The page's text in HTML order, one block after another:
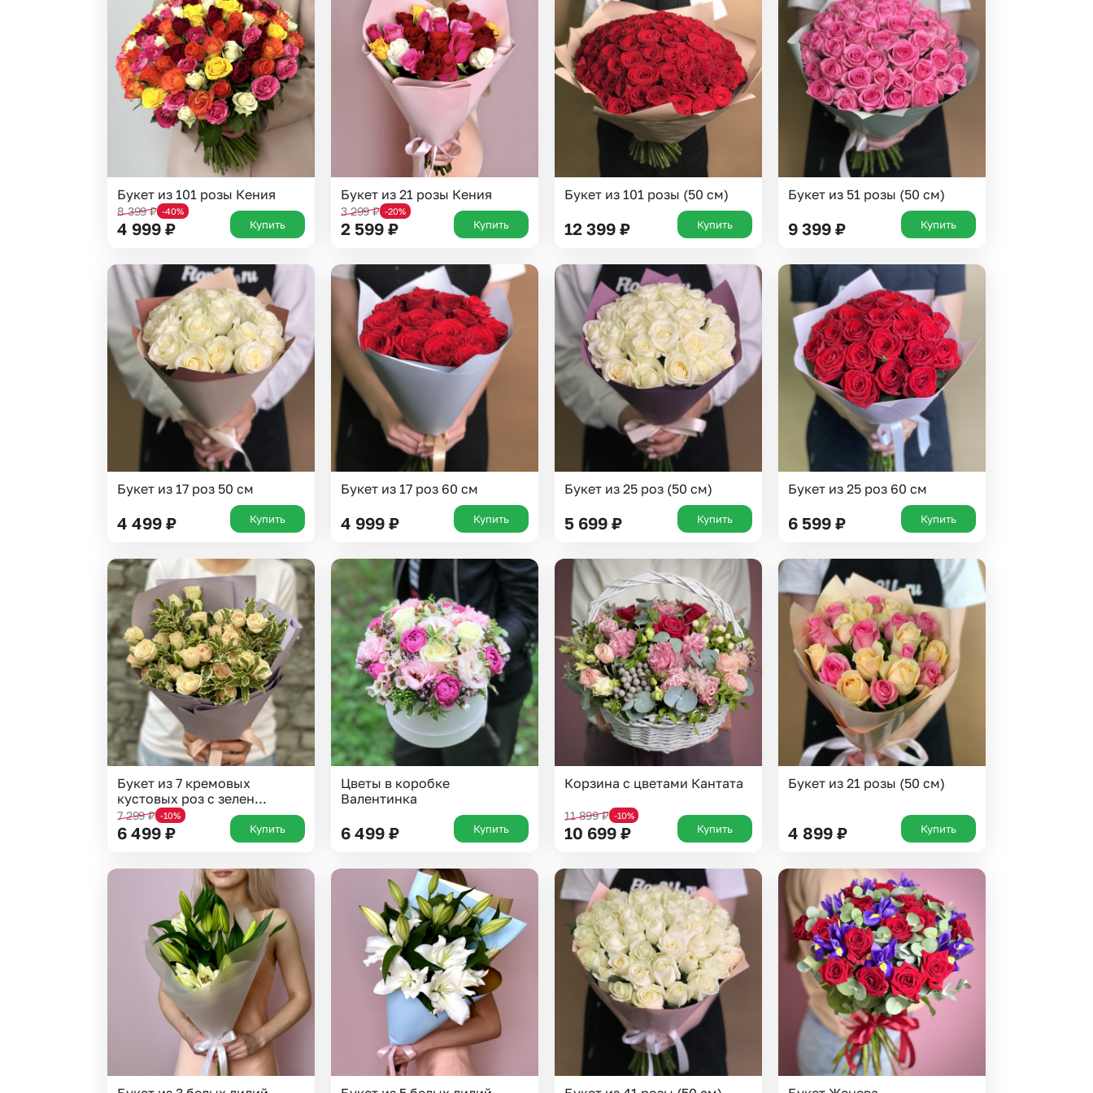
Гвоздики
Гипсофила
Гортензии
Ирисы
Сухоцветы
Фрезия
Эустома
Insta букеты
Хиты продаж
Новинки
До 10000 рублей
Черная пятница
Выбор покупателей
Все категории
Все получатели
Букет из 101 розы Кения
8 399₽ -40%
4 999 ₽ Купить
Букет из 21 розы Кения
3 299₽ -20%
2 599 ₽ Купить
Букет из 101 розы (50 см)
12 399 ₽ Купить
Букет из 51 розы (50 см)
9 399 ₽ Купить
Букет из 17 роз 50 см
4 499 ₽ Купить
Букет из 17 роз 60 см
4 999 ₽ Купить
Букет из 25 роз (50 см)
5 699 ₽ Купить
Букет из 25 роз 60 см
6 599 ₽ Купить
Букет из 7 кремовых
кустовых роз с зелен...
7 299₽ -10%
6 499 ₽ Купить
Цветы в коробке
Валентинка
6 499 ₽ Купить
Корзина с цветами Кантата
11 899₽ -10%
10 699 ₽ Купить
Букет из 21 розы (50 см)
4 899 ₽ Купить